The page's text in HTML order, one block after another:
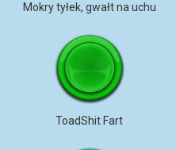
Mokry tyłek, gwałt na uchu
ToadShit Fart